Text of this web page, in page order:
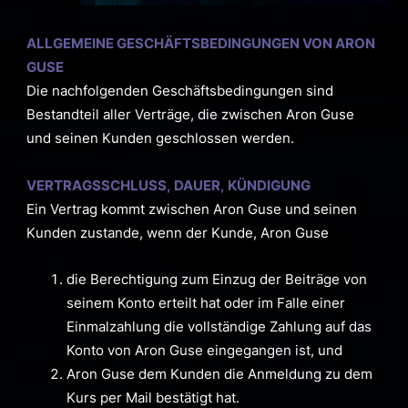
ALLGEMEINE GESCHÄFTSBEDINGUNGEN VON ARON
GUSE
Die nachfolgenden Geschäftsbedingungen sind
Bestandteil aller Verträge, die zwischen Aron Guse
und seinen Kunden geschlossen werden.
VERTRAGSSCHLUSS, DAUER, KÜNDIGUNG
Ein Vertrag kommt zwischen Aron Guse und seinen
Kunden zustande, wenn der Kunde, Aron Guse
die Berechtigung zum Einzug der Beiträge von
seinem Konto erteilt hat oder im Falle einer
Einmalzahlung die vollständige Zahlung auf das
Konto von Aron Guse eingegangen ist, und
Aron Guse dem Kunden die Anmeldung zu dem
Kurs per Mail bestätigt hat.